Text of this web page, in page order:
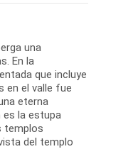
una
En la
que incluye
en el valle fue
eterna
es la estupa
templos
del templo